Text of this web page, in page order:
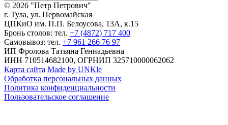
© 2026 "Петр Петрович"
г. Тула, ул. Первомайская
ЦПКиО им. П.П. Белоусова, 13А, к.15
Бронь столов: тел. +7 (4872) 717 400
Самовывоз: тел. +7 961 266 76 97
ИП Фролова Татьяна Геннадьевна
ИНН 710514682100, ОГРНИП 325710000062062
Карта сайта Made by UNKle
Обработка персональных данных
Политика конфиденциальности
Пользовательское соглашение